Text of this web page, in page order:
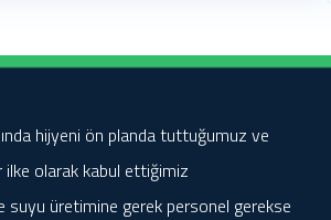
hijyeni ön planda tuttuğumuz ve
olarak kabul ettiğimiz
üretimine gerek personel gerekse